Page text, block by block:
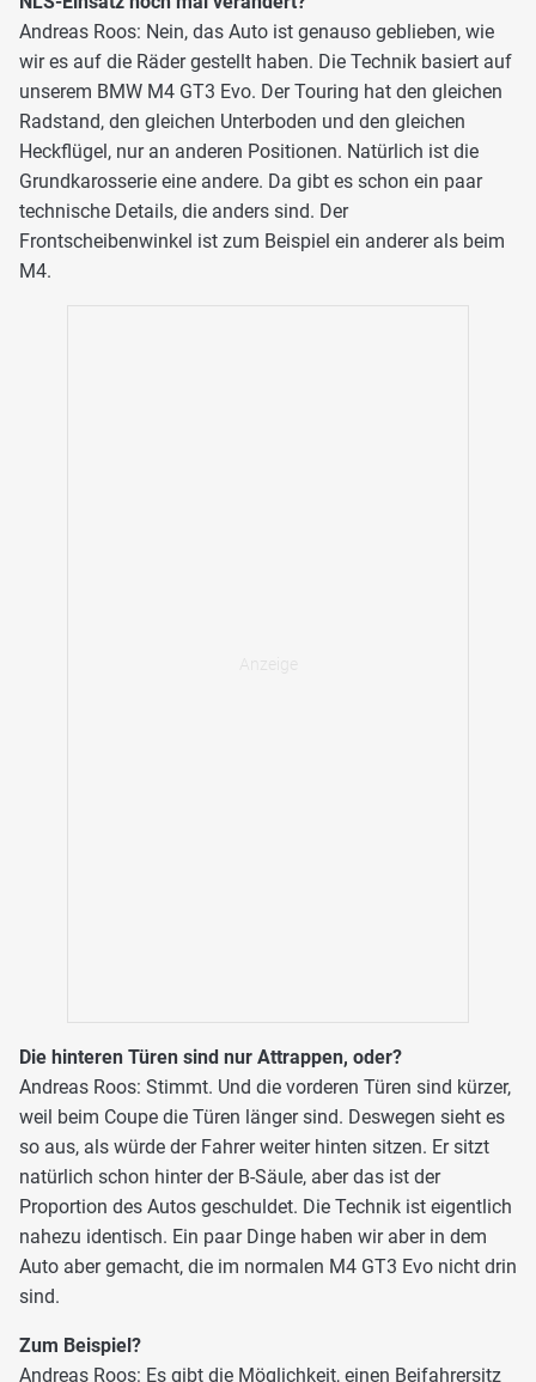
Andreas Roos: Nein, das Auto ist genauso geblieben, wie
wir es auf die Räder gestellt haben. Die Technik basiert auf
unserem BMW M4 GT3 Evo. Der Touring hat den gleichen
Radstand, den gleichen Unterboden und den gleichen
Heckflügel, nur an anderen Positionen. Natürlich ist die
Grundkarosserie eine andere. Da gibt es schon ein paar
technische Details, die anders sind. Der
Frontscheibenwinkel ist zum Beispiel ein anderer als beim
M4.
Die hinteren Türen sind nur Attrappen, oder?
Andreas Roos: Stimmt. Und die vorderen Türen sind kürzer,
weil beim Coupe die Türen länger sind. Deswegen sieht es
so aus, als würde der Fahrer weiter hinten sitzen. Er sitzt
natürlich schon hinter der B-Säule, aber das ist der
Proportion des Autos geschuldet. Die Technik ist eigentlich
nahezu identisch. Ein paar Dinge haben wir aber in dem
Auto aber gemacht, die im normalen M4 GT3 Evo nicht drin
sind.
Zum Beispiel?
Andreas Roos: Es gibt die Möglichkeit, einen Beifahrersitz